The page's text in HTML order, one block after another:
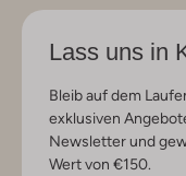
Lass uns in
Bleib auf dem
exklusiven
Newsletter und
Wert von €150.